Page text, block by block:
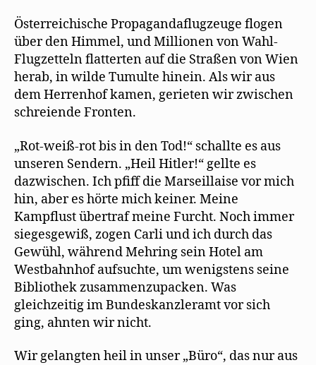
Österreichische Propagandaflugzeuge flogen
über den Himmel, und Millionen von Wahl-
Flugzetteln flatterten auf die Straßen von Wien
herab, in wilde Tumulte hinein. Als wir aus
dem Herrenhof kamen, gerieten wir zwischen
schreiende Fronten.
„Rot-weiß-rot bis in den Tod!“ schallte es aus
unseren Sendern. „Heil Hitler!“ gellte es
dazwischen. Ich pfiff die Marseillaise vor mich
hin, aber es hörte mich keiner. Meine
Kampflust übertraf meine Furcht. Noch immer
siegesgewiß, zogen Carli und ich durch das
Gewühl, während Mehring sein Hotel am
Westbahnhof aufsuchte, um wenigstens seine
Bibliothek zusammenzupacken. Was
gleichzeitig im Bundeskanzleramt vor sich
ging, ahnten wir nicht.
Wir gelangten heil in unser „Büro“, das nur aus